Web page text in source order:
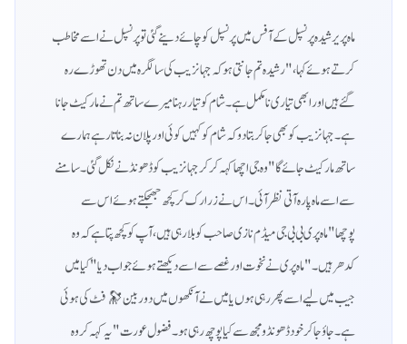
ماہ پریرشیدہ پرنسپل کے آفس میں پرنسپل کو چائے دینے گئی تو پرنسپل نے اسے مخاطب
کرتے ہوئے کہا، "رشیدہ تم جانتی ہو کہ جہانزیب کی سالگرہ میں دن تھوڑے رہ
گئے ہیں اور ابھی تیاری نامکمل ہے۔ شام کو تیار رہنا میرے ساتھ تم نے مارکیٹ جانا
ہے ۔ جہانزیب کو بھی جا کر بتا دو کہ شام کو کہیں کوئی اور پلان نہ بناتا رہے ہمارے
ساتھ مارکیٹ جائے گا"وہ جی اچھا کہہ کر کر جہانزیب کو ڈھونڈنے نکل گئی۔ سامنے
سے اسے ماہ پارہ آتی نظر آئی۔ اس نے زرا رک کر کچھ جھجکتے ہوئے اس سے
پوچھا "ماہ پری بی بی جی میڈم نازی صاحب کو بلا رہی ہیں، آپ کو کچھ پتا ہے کہ وہ
کدھر ہیں۔" ماہ پری نے نخوت اور غصے سے اسے دیکھتے ہوئے جواب دیا "کیا میں
جیب میں لیے اسے پھر رہی ہوں یا میں نے آنکھوں میں دوربین 🔭 فٹ کی ہوئی
ہے۔ جاؤ جا کر خود ڈھونڈو مجھ سے کیا پوچھ رہی ہو۔ فضول عورت" یہ کہہ کر وہ